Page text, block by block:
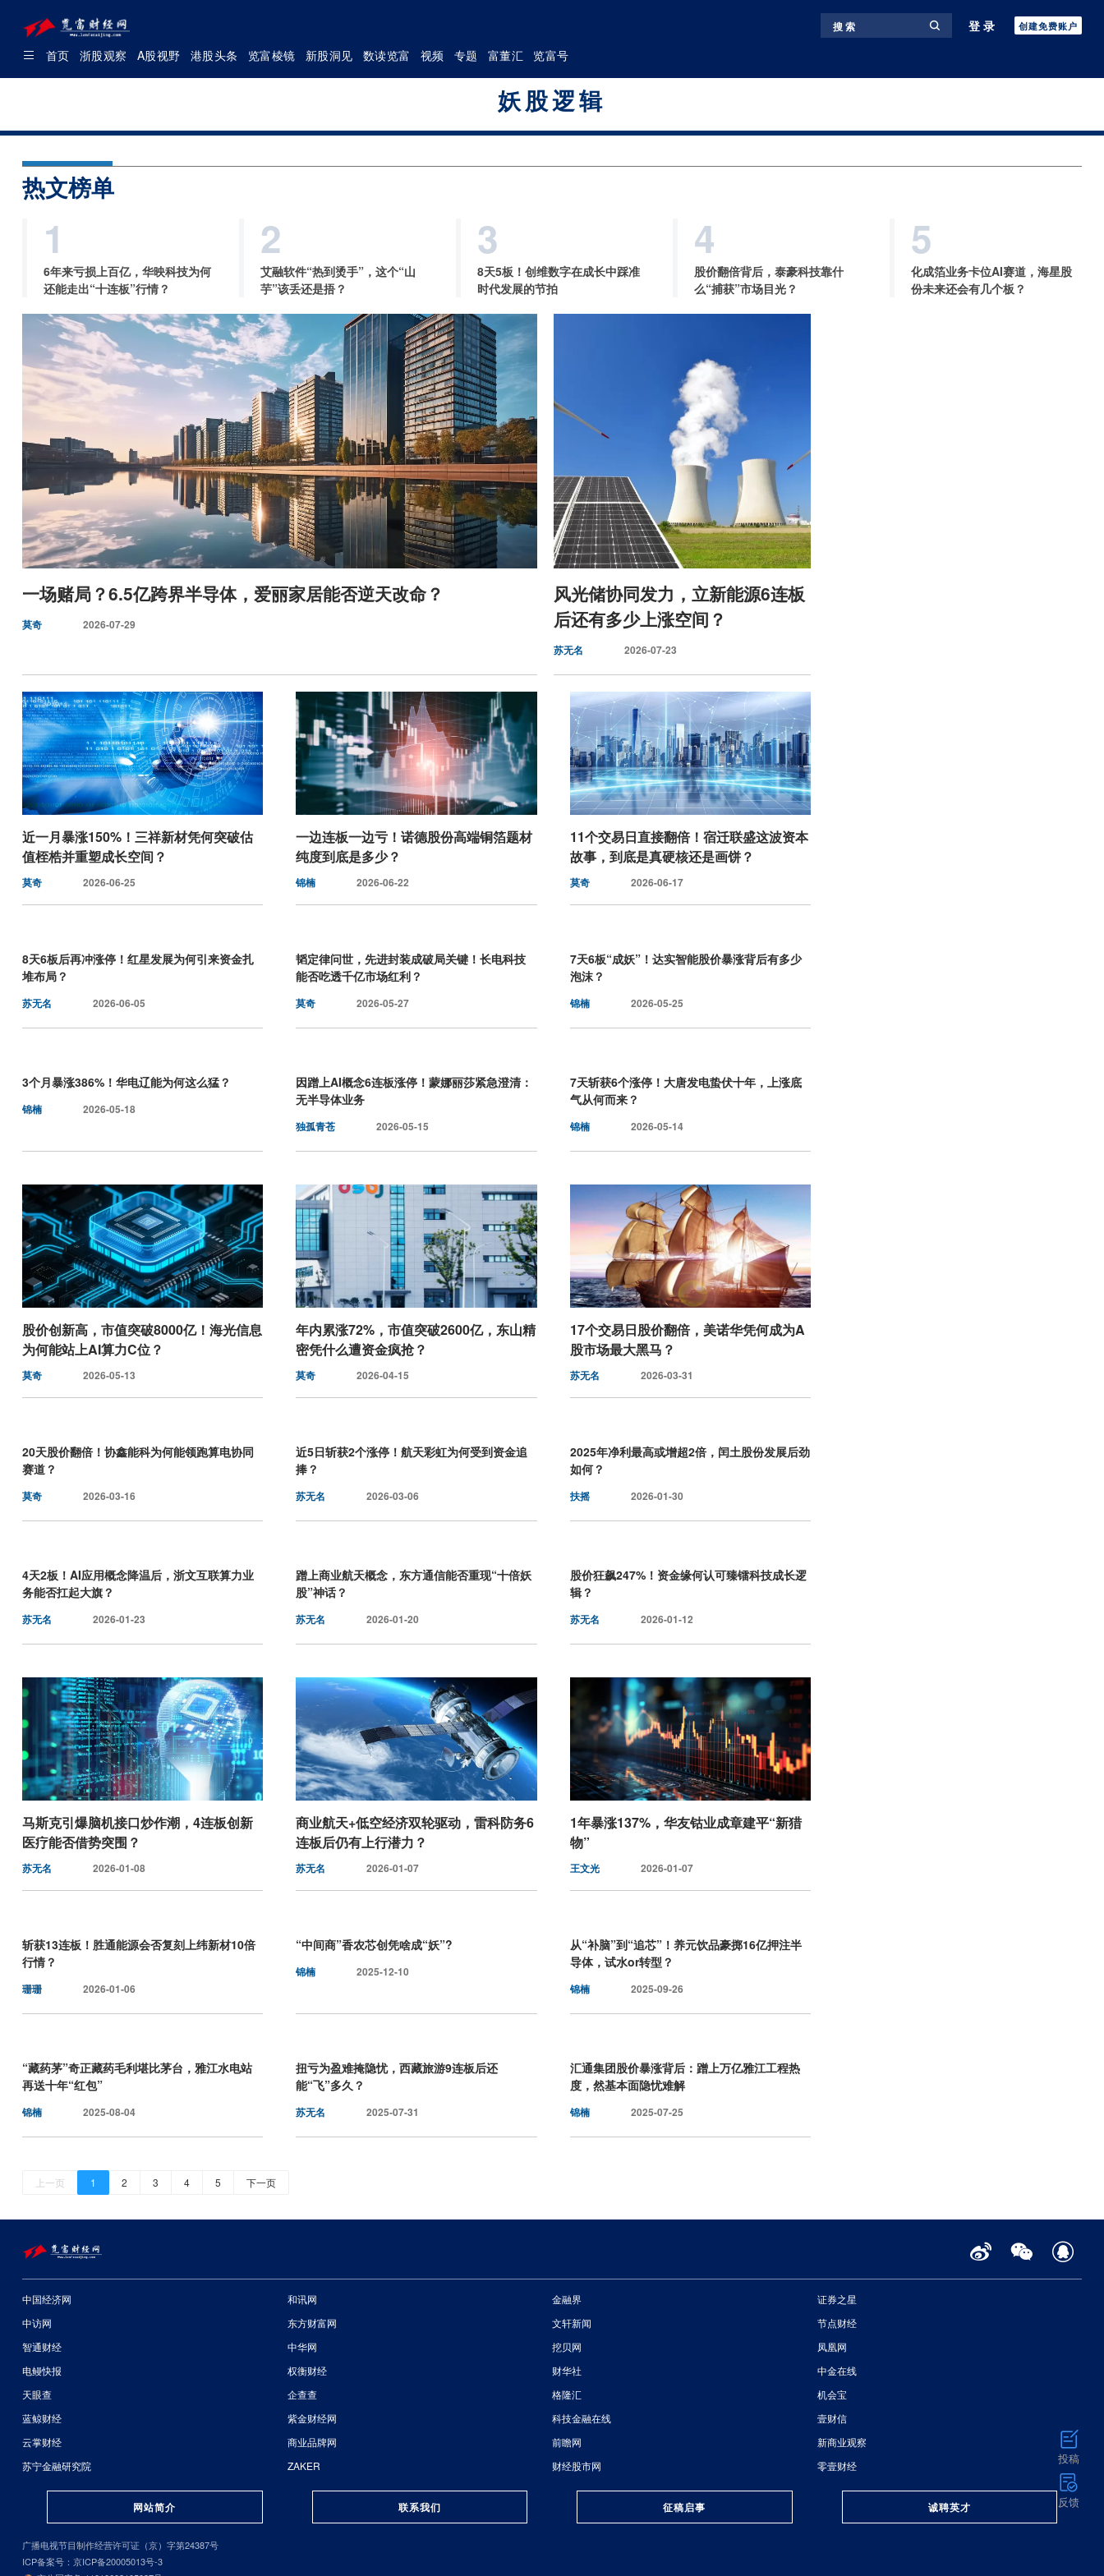
搜 索 登录 创建免费账户
首页 浙股观察 A股视野 港股头条 览富棱镜 新股洞见 数读览富 视频 专题 富董汇 览富号
妖股逻辑
热文榜单
1
6年来亏损上百亿，华映科技为何
还能走出“十连板”行情？
2
艾融软件“热到烫手”，这个“山
芋”该丢还是捂？
3
8天5板！创维数字在成长中踩准
时代发展的节拍
4
股价翻倍背后，泰豪科技靠什
么“捕获”市场目光？
5
化成箔业务卡位AI赛道，海星股
份未来还会有几个板？
一场赌局？6.5亿跨界半导体，爱丽家居能否逆天改命？
莫奇 2026-07-29
风光储协同发力，立新能源6连板
后还有多少上涨空间？
苏无名 2026-07-23
近一月暴涨150%！三祥新材凭何突破估
值桎梏并重塑成长空间？
莫奇 2026-06-25
一边连板一边亏！诺德股份高端铜箔题材
纯度到底是多少？
锦楠 2026-06-22
11个交易日直接翻倍！宿迁联盛这波资本
故事，到底是真硬核还是画饼？
莫奇 2026-06-17
8天6板后再冲涨停！红星发展为何引来资金扎
堆布局？
苏无名 2026-06-05
韬定律问世，先进封装成破局关键！长电科技
能否吃透千亿市场红利？
莫奇 2026-05-27
7天6板“成妖”！达实智能股价暴涨背后有多少
泡沫？
锦楠 2026-05-25
3个月暴涨386%！华电辽能为何这么猛？
锦楠 2026-05-18
因蹭上AI概念6连板涨停！蒙娜丽莎紧急澄清：
无半导体业务
独孤青苍 2026-05-15
7天斩获6个涨停！大唐发电蛰伏十年，上涨底
气从何而来？
锦楠 2026-05-14
股价创新高，市值突破8000亿！海光信息
为何能站上AI算力C位？
莫奇 2026-05-13
年内累涨72%，市值突破2600亿，东山精
密凭什么遭资金疯抢？
莫奇 2026-04-15
17个交易日股价翻倍，美诺华凭何成为A
股市场最大黑马？
苏无名 2026-03-31
20天股价翻倍！协鑫能科为何能领跑算电协同
赛道？
莫奇 2026-03-16
近5日斩获2个涨停！航天彩虹为何受到资金追
捧？
苏无名 2026-03-06
2025年净利最高或增超2倍，闰土股份发展后劲
如何？
扶摇 2026-01-30
4天2板！AI应用概念降温后，浙文互联算力业
务能否扛起大旗？
苏无名 2026-01-23
蹭上商业航天概念，东方通信能否重现“十倍妖
股”神话？
苏无名 2026-01-20
股价狂飙247%！资金缘何认可臻镭科技成长逻
辑？
苏无名 2026-01-12
马斯克引爆脑机接口炒作潮，4连板创新
医疗能否借势突围？
苏无名 2026-01-08
商业航天+低空经济双轮驱动，雷科防务6
连板后仍有上行潜力？
苏无名 2026-01-07
1年暴涨137%，华友钴业成章建平“新猎
物”
王文光 2026-01-07
斩获13连板！胜通能源会否复刻上纬新材10倍
行情？
珊珊 2026-01-06
“中间商”香农芯创凭啥成“妖”?
锦楠 2025-12-10
从“补脑”到“追芯”！养元饮品豪掷16亿押注半
导体，试水or转型？
锦楠 2025-09-26
“藏药茅”奇正藏药毛利堪比茅台，雅江水电站
再送十年“红包”
锦楠 2025-08-04
扭亏为盈难掩隐忧，西藏旅游9连板后还
能“飞”多久？
苏无名 2025-07-31
汇通集团股价暴涨背后：蹭上万亿雅江工程热
度，然基本面隐忧难解
锦楠 2025-07-25
上一页 1 2 3 4 5 下一页
中国经济网 和讯网 金融界
证券之星
中访网
东方财富网 文轩新闻
节点财经
智通财经
中华网 挖贝网
凤凰网
电鳗快报
权衡财经 财华社
中金在线
天眼查
企查查 格隆汇
机会宝
蓝鲸财经
紫金财经网 科技金融在线
壹财信
云掌财经
商业品牌网 前瞻网
新商业观察
苏宁金融研究院
ZAKER 财经股市网 零壹财经
网站简介 联系我们 征稿启事 诚聘英才
广播电视节目制作经营许可证（京）字第24387号
ICP备案号：京ICP备20005013号-3
投稿
反馈